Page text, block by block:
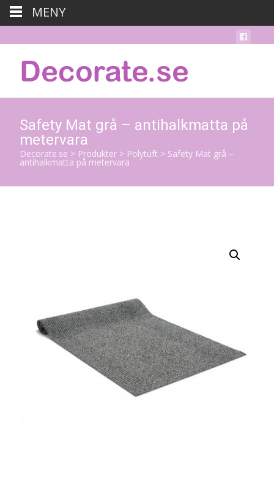
Safety Mat grå – antihalkmatta på
metervara
Decorate.se > Produkter > Polytuft > Safety Mat grå –
antihalkmatta på metervara
MENY